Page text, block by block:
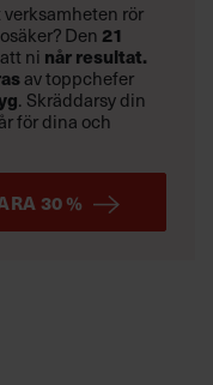
rör
Den 21
ni når resultat.
av toppchefer
. Skräddarsy din
för dina och
30 %